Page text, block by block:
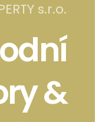
s.r.o.
&